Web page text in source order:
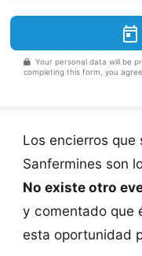
Your personal data will be
completing this form, you
Los encierros que
Sanfermines son
No existe otro
y comentado que
esta oportunidad